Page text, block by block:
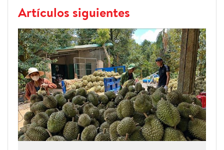
Artículos siguientes